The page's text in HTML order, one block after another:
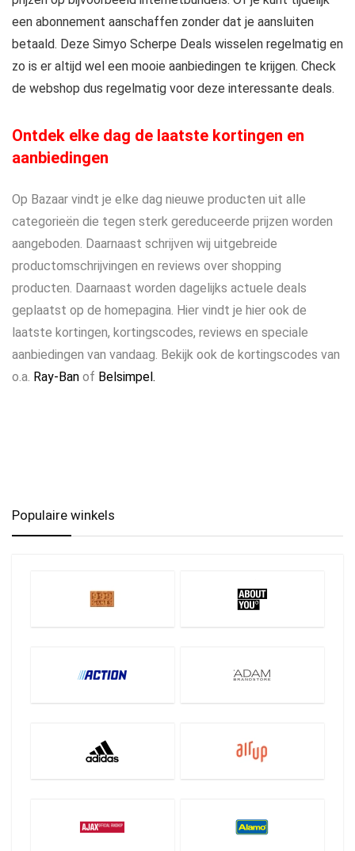
een abonnement aanschaffen zonder dat je aansluiten
betaald. Deze Simyo Scherpe Deals wisselen regelmatig en
zo is er altijd wel een mooie aanbiedingen te krijgen. Check
de webshop dus regelmatig voor deze interessante deals.
Ontdek elke dag de laatste kortingen en
aanbiedingen
Op Bazaar vindt je elke dag nieuwe producten uit alle
categorieën die tegen sterk gereduceerde prijzen worden
aangeboden. Daarnaast schrijven wij uitgebreide
productomschrijvingen en reviews over shopping
producten. Daarnaast worden dagelijks actuele deals
geplaatst op de homepagina. Hier vindt je hier ook de
laatste kortingen, kortingscodes, reviews en speciale
aanbiedingen van vandaag. Bekijk ook de kortingscodes van
o.a. Ray-Ban of Belsimpel.
Populaire winkels